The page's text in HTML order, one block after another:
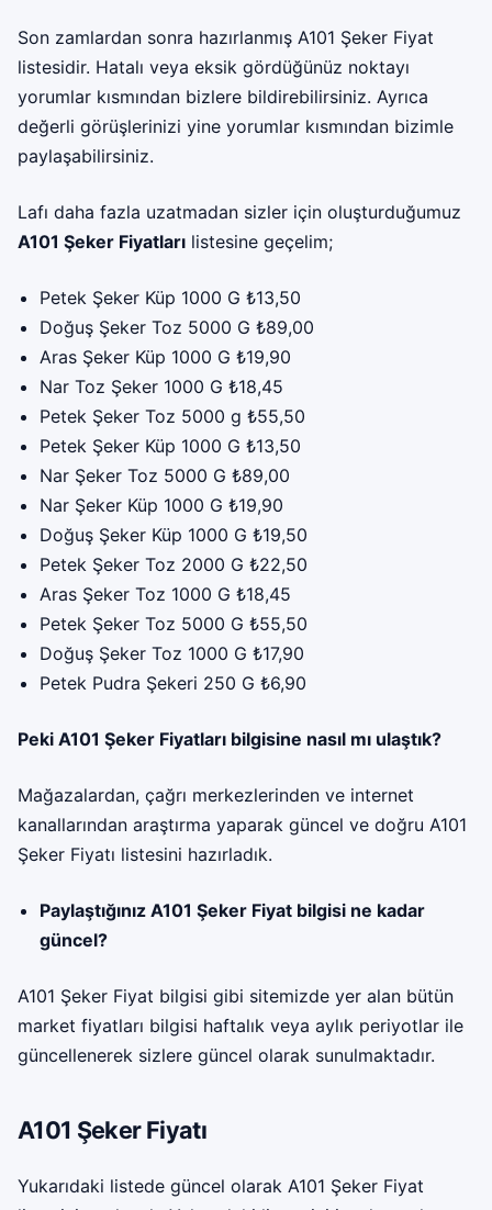
Son zamlardan sonra hazırlanmış A101 Şeker Fiyat
listesidir. Hatalı veya eksik gördüğünüz noktayı
yorumlar kısmından bizlere bildirebilirsiniz. Ayrıca
değerli görüşlerinizi yine yorumlar kısmından bizimle
paylaşabilirsiniz.
Lafı daha fazla uzatmadan sizler için oluşturduğumuz
A101 Şeker Fiyatları listesine geçelim;
Petek Şeker Küp 1000 G ₺13,50
Doğuş Şeker Toz 5000 G ₺89,00
Aras Şeker Küp 1000 G ₺19,90
Nar Toz Şeker 1000 G ₺18,45
Petek Şeker Toz 5000 g ₺55,50
Petek Şeker Küp 1000 G ₺13,50
Nar Şeker Toz 5000 G ₺89,00
Nar Şeker Küp 1000 G ₺19,90
Doğuş Şeker Küp 1000 G ₺19,50
Petek Şeker Toz 2000 G ₺22,50
Aras Şeker Toz 1000 G ₺18,45
Petek Şeker Toz 5000 G ₺55,50
Doğuş Şeker Toz 1000 G ₺17,90
Petek Pudra Şekeri 250 G ₺6,90
Peki A101 Şeker Fiyatları bilgisine nasıl mı ulaştık?
Mağazalardan, çağrı merkezlerinden ve internet
kanallarından araştırma yaparak güncel ve doğru A101
Şeker Fiyatı listesini hazırladık.
Paylaştığınız A101 Şeker Fiyat bilgisi ne kadar
güncel?
A101 Şeker Fiyat bilgisi gibi sitemizde yer alan bütün
market fiyatları bilgisi haftalık veya aylık periyotlar ile
güncellenerek sizlere güncel olarak sunulmaktadır.
A101 Şeker Fiyatı
Yukarıdaki listede güncel olarak A101 Şeker Fiyat